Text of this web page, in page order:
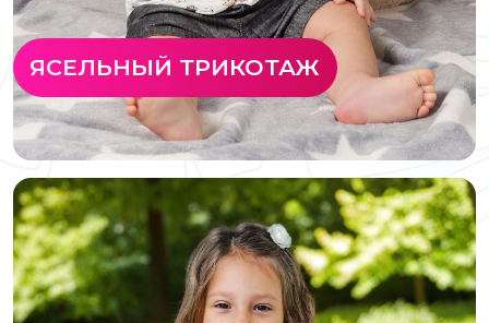
ЯСЕЛЬНЫЙ ТРИКОТАЖ